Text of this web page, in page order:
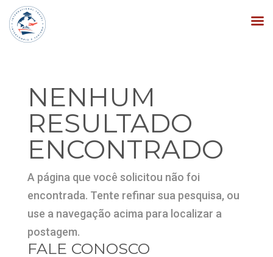
NENHUM
RESULTADO
ENCONTRADO
A página que você solicitou não foi
encontrada. Tente refinar sua pesquisa, ou
use a navegação acima para localizar a
postagem.
FALE CONOSCO